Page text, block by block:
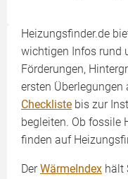
Heizungsfinder.de
wichtigen Infos rund
Förderungen,
ersten Überlegungen
Checkliste bis zur
begleiten. Ob fossile
finden auf
DerWärmeIndex hält